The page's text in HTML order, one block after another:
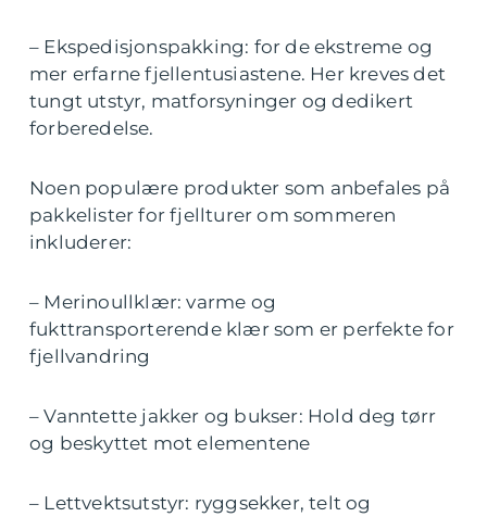
– Ekspedisjonspakking: for de ekstreme og
mer erfarne fjellentusiastene. Her kreves det
tungt utstyr, matforsyninger og dedikert
forberedelse.
Noen populære produkter som anbefales på
pakkelister for fjellturer om sommeren
inkluderer:
– Merinoullklær: varme og
fukttransporterende klær som er perfekte for
fjellvandring
– Vanntette jakker og bukser: Hold deg tørr
og beskyttet mot elementene
– Lettvektsutstyr: ryggsekker, telt og